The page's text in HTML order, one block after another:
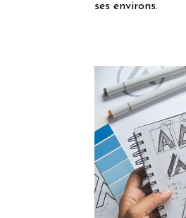
ses environs.